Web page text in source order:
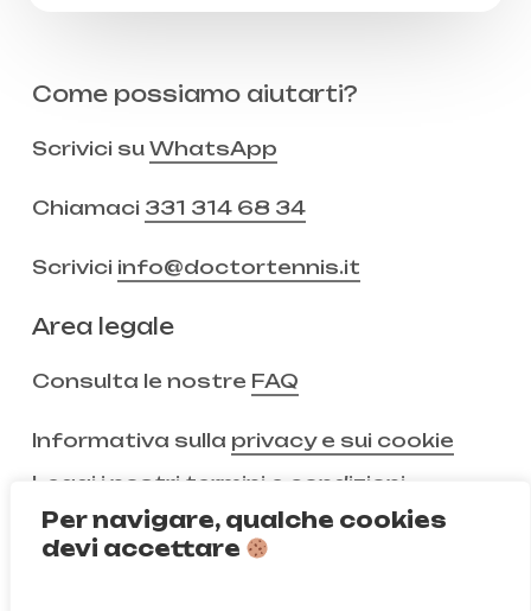
Per navigare, qualche cookies
devi accettare
Come possiamo aiutarti?
Scrivici suWhatsApp
Chiamaci 331 314 68 34
Scrivici info@doctortennis.it
Area legale
Consulta le nostre FAQ
Informativa sulla privacy e sui cookie
Leggi i nostri termini e condizioni